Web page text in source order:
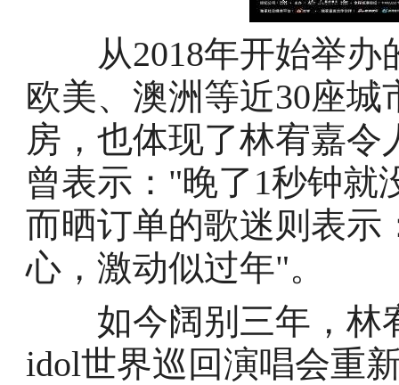
从2018年开始举办
欧美、澳洲等近30座
房，也体现了林宥嘉
曾表示："晚了1秒钟就
而晒订单的歌迷则表
心，激动似过年"。
如今阔别三年，林
idol世界巡回演唱会重